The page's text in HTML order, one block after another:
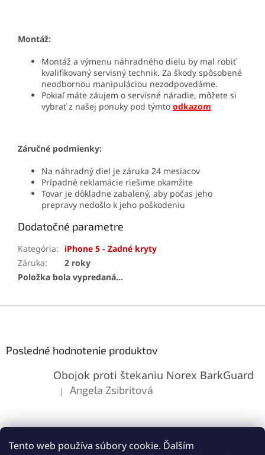
Tento web používa súbory cookie. Ďalším
Montáž:
Montáž a výmenu náhradného dielu by mal robiť
kvalifikovaný servisný technik. Za škody spôsobené
neodbornou manipuláciou nezodpovedáme.
Pokiaľ máte záujem o servisné náradie, môžete si
vybrať z našej ponuky pod týmto odkazom
Záručné podmienky:
Na náhradný diel je záruka 24 mesiacov
Prípadné reklamácie riešime okamžite
Tovar je dôkladne zabalený, aby počas jeho
prepravy nedošlo k jeho poškodeniu
Dodatočné parametre
Kategória:
iPhone 5 - Zadné kryty
Záruka:
2 roky
Položka bola vypredaná…
Posledné hodnotenie produktov
Obojok proti štekaniu Norex BarkGuard
Hodnotenie produktu je 5 z 5 hviezdičiek.
| Angela Zsibritová